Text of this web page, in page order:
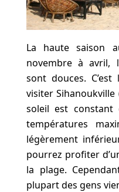
La haute saison
novembre à avril,
sont douces.
visiter
soleil est constant
températures
légèrement
pourrez profiter
la plage.
plupart des gens